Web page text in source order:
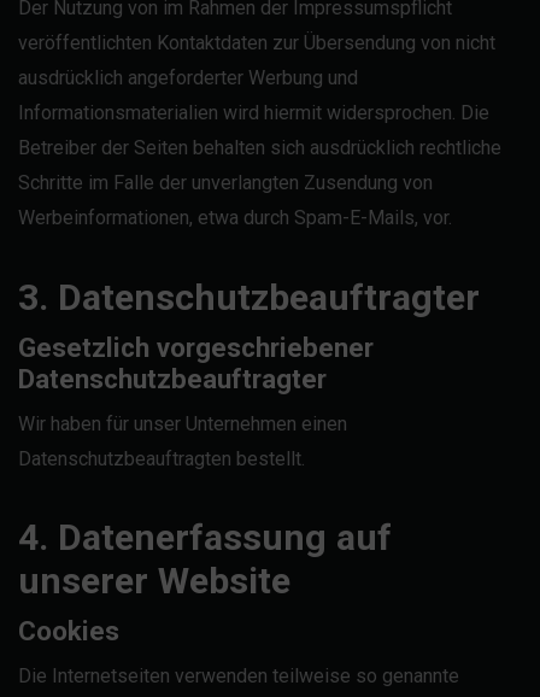
Der Nutzung von im Rahmen der Impressumspflicht
veröffentlichten Kontaktdaten zur Übersendung von nicht
ausdrücklich angeforderter Werbung und
Informationsmaterialien wird hiermit widersprochen. Die
Betreiber der Seiten behalten sich ausdrücklich rechtliche
Schritte im Falle der unverlangten Zusendung von
Werbeinformationen, etwa durch Spam-E-Mails, vor.
3. Datenschutzbeauftragter
Gesetzlich vorgeschriebener
Datenschutzbeauftragter
Wir haben für unser Unternehmen einen
Datenschutzbeauftragten bestellt.
4. Datenerfassung auf
unserer Website
Cookies
Die Internetseiten verwenden teilweise so genannte